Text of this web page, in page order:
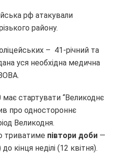
рф атакували
району.
– 41-річний та
уся необхідна медична
має стартувати “Великоднє
про одностороннє
Великодня.
триватиме півтори доби —
кінця неділі (12 квітня).